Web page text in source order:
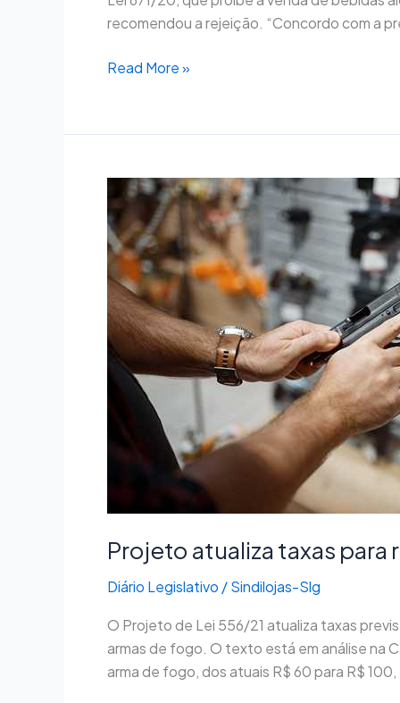
recomendou a rejeição. “Concordo com a
Read More »
Projeto atualiza taxas
Diário Legislativo /Sindilojas-Slg
O Projeto de Lei 556/21 atualiza taxas
armas de fogo. O texto está em análise na
arma de fogo, dos atuais R$ 60 para R$ 100,
Projeto
atualiza
taxas
para
registro,
renovação
e
porte
de
armas